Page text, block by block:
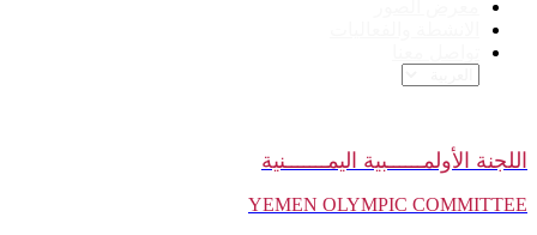
اللجنة الأولمــــــبية اليمـــــــنية
YEMEN OLYMPIC COMMITTEE